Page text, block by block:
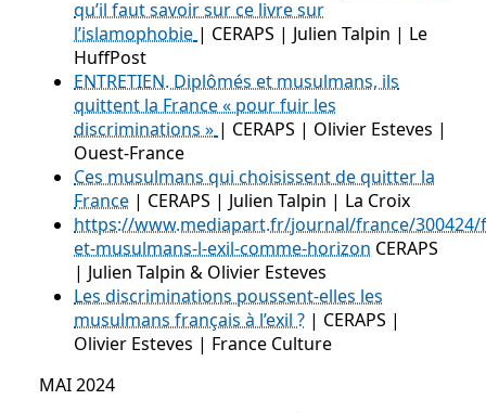
qu’il faut savoir sur ce livre sur
l’islamophobie | CERAPS | Julien Talpin | Le
HuffPost
ENTRETIEN. Diplômés et musulmans, ils
quittent la France « pour fuir les
discriminations » | CERAPS | Olivier Esteves |
Ouest-France
Ces musulmans qui choisissent de quitter la
France | CERAPS | Julien Talpin | La Croix
https://www.mediapart.fr/journal/france/300424/
et-musulmans-l-exil-comme-horizon CERAPS
| Julien Talpin & Olivier Esteves
Les discriminations poussent-elles les
musulmans français à l’exil ? | CERAPS |
Olivier Esteves | France Culture
MAI 2024